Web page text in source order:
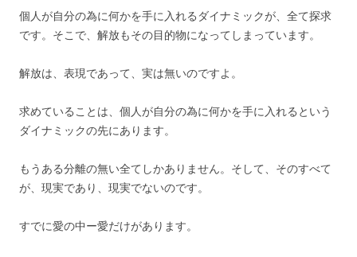
個人が自分の為に何かを手に入れるダイナミックが、全て探求
です。そこで、解放もその目的物になってしまっています。
解放は、表現であって、実は無いのですよ。
求めていることは、個人が自分の為に何かを手に入れるという
ダイナミックの先にあります。
もうある分離の無い全てしかありません。そして、そのすべて
が、現実であり、現実でないのです。
すでに愛の中ー愛だけがあります。